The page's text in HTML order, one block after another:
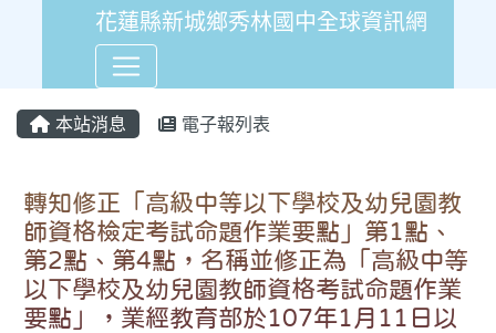
花蓮縣新城鄉秀林國中全球資訊網
本站消息 電子報列表
轉知修正「高級中等以下學校及幼兒園教
師資格檢定考試命題作業要點」第1點、
第2點、第4點，名稱並修正為「高級中等
以下學校及幼兒園教師資格考試命題作業
要點」，業經教育部於107年1月11日以